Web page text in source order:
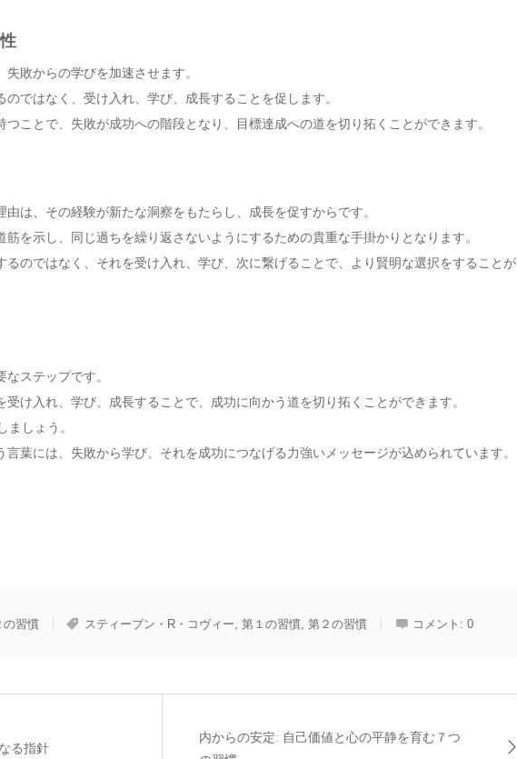
敗からの学びを加速させます。
ではなく、受け入れ、学び、成長することを促します。
ことで、失敗が成功への階段となり、目標達成への道を切り拓くことができます。
は、その経験が新たな洞察をもたらし、成長を促すからです。
を示し、同じ過ちを繰り返さないようにするための貴重な手掛かりとなります。
るのではなく、それを受け入れ、学び、次に繋げることで、より賢明な選択をすることが
ステップです。
け入れ、学び、成長することで、成功に向かう道を切り拓くことができます。
しょう。
言葉には、失敗から学び、それを成功につなげる力強いメッセージが込められています。
の習慣 スティーブン・R・コヴィー 第１の習慣 第２の習慣 コメント: 0
る指針
内からの安定: 自己価値と心の平静を育む７つ